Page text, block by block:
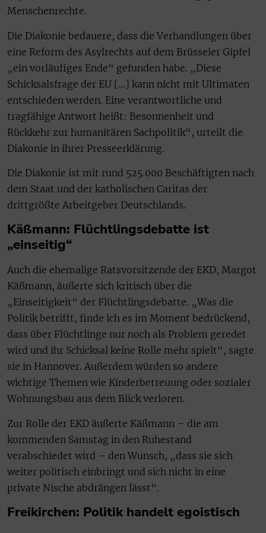
Menschenrechte.
Die Diakonie bedauere, dass die Verhandlungen über
eine Reform des Asylrechts auf dem Brüsseler Gipfel
„ein vorläufiges Ende“ gefunden habe. „Diese
Schicksalsfrage der EU […] kann nicht mit Ultimaten
entschieden werden. Eine verantwortliche und
tragfähige Antwort heißt: Besonnenheit und
Rückkehr zur humanitären Sachpolitik“, urteilt die
Diakonie in ihrer Presseerklärung.
Die Diakonie ist mit rund 525.000 Beschäftigten nach
dem Staat und der katholischen Caritas der
drittgrößte Arbeitgeber Deutschlands.
Käßmann: Flüchtlingsdebatte ist
„einseitig“
Auch die ehemalige Ratsvorsitzende der EKD, Margot
Käßmann, äußerte sich kritisch über die
„Einseitigkeit“ der Flüchtlingsdebatte. „Was die
Politik betrifft, finde ich es im Moment bedrückend,
dass über Flüchtlinge nur noch als Problem geredet
wird und ihr Schicksal keine Rolle mehr spielt“, sagte
sie in Hannover. Außerdem würden so andere
wichtige Themen wie Kinderbetreuung oder sozialer
Wohnungsbau aus dem Blick verloren.
Zur Rolle der EKD äußerte Käßmann – die am
kommenden Samstag in den Ruhestand
verabschiedet wird – den Wunsch, „dass sie sich
weiter politisch einbringt und sich nicht in eine
private Nische abdrängen lässt“.
Freikirchen: Politik handelt egoistisch